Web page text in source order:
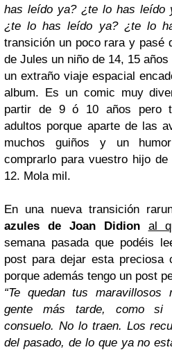
has leído ya? ¿te lo has leído
¿te lo has leído ya? ¿te lo
transición un poco rara y pasé
de Jules un niño de 14, 15
un extraño viaje espacial
album. Es un comic muy
partir de 9 ó 10 años pero
adultos porque aparte de las
muchos guiños y un
comprarlo para vuestro hijo
12. Mola mil.
En una nueva transición
azules de Joan Didion
al
semana pasada que podéis
post para dejar esta preciosa
porque además tengo un post
“Te quedan tus maravillosos
gente más tarde, como si
consuelo. No lo traen. Los
del pasado, de lo que ya no